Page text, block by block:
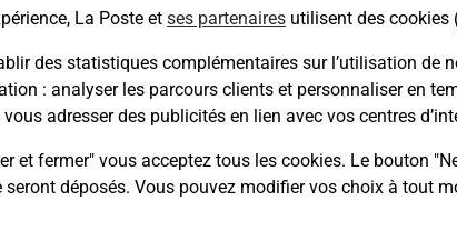
La Poste et ses partenaires utilisent des cookies
des statistiques complémentaires sur l’utilisation de
: analyser les parcours clients et personnaliser en
vous adresser des publicités en lien avec vos centres
et fermer" vous acceptez tous les cookies. Le bouton
déposés. Vous pouvez modifier vos choix à tout
la téléassistance
installée la téléassistance